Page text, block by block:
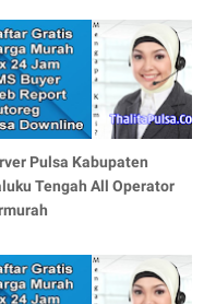
Pulsa Kabupaten
Tengah All Operator